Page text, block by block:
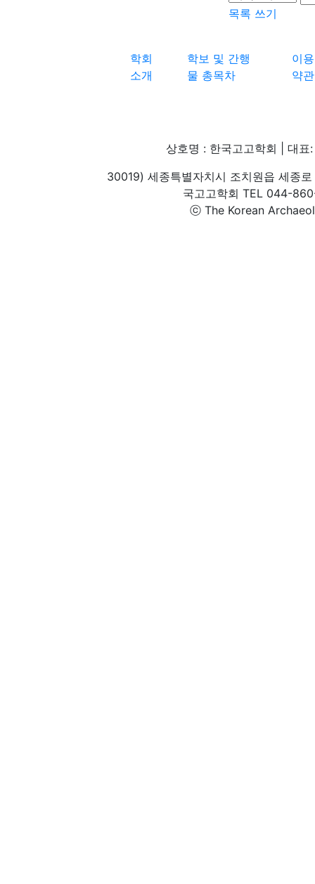
목록 쓰기
학회
소개
학보 및 간행
물 총목차
이용
약관
상호명 : 한국고고학회 | 대
30019) 세종특별자치시 조치원읍 세종
국고고학회 TEL 044-
ⓒ The Korean